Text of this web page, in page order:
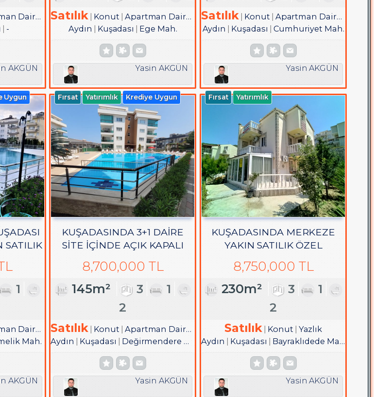
Dairesi
-
AKGÜN
Satılık Konut Apartman Dairesi
Aydın
Kuşadası Ege Mah.
Yasin AKGÜN
Satılık Konut Apartman Dairesi
Aydın
Kuşadası Cumhuriyet Mah.
Yasin AKGÜN
Uygun
SATILIK
1
Dairesi
Mah.
AKGÜN
Fırsat Yatırımlık Krediye Uygun
KUŞADASINDA 3+1 DAİRE
SİTE İÇİNDE AÇIK KAPALI
8,700,000 TL
145m² 3
1
2
Satılık Konut Apartman Dairesi
Aydın
Kuşadası Değirmendere Mah.
Yasin AKGÜN
Fırsat Yatırımlık
KUŞADASINDA MERKEZE
YAKIN SATILIK ÖZEL
8,750,000 TL
230m² 3
1
2
Satılık Konut Yazlık
Aydın
Kuşadası Bayraklıdede Mah.
Yasin AKGÜN